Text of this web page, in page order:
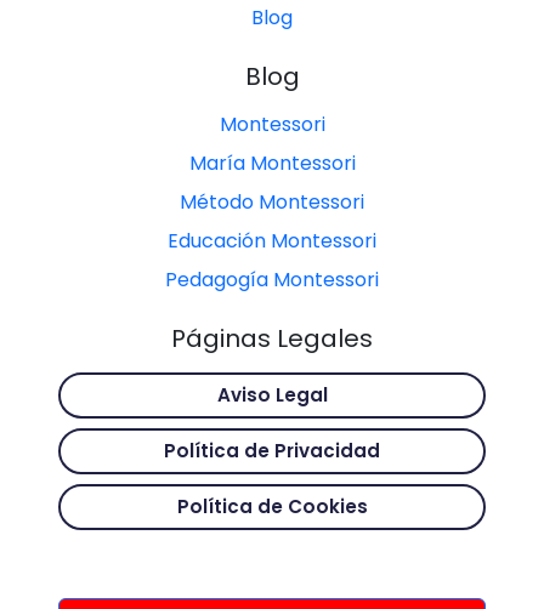
Blog
Blog
Montessori
María Montessori
Método Montessori
Educación Montessori
Pedagogía Montessori
Páginas Legales
Aviso Legal
Política de Privacidad
Política de Cookies